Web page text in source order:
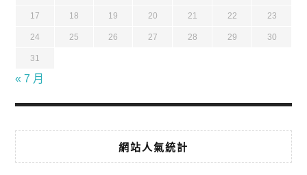
17 18 19 20 21 22 23
24 25 26 27 28 29 30
31
« 7 月
網站人氣統計